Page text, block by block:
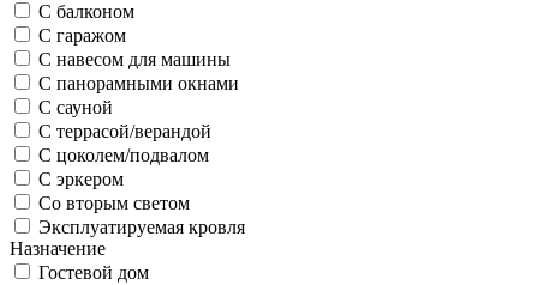
С балконом
С гаражом
С навесом для машины
С панорамными окнами
С сауной
С террасой/верандой
С цоколем/подвалом
С эркером
Со вторым светом
Эксплуатируемая кровля
Назначение
Гостевой дом